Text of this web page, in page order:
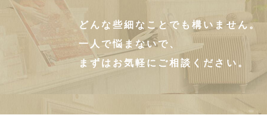
どんな些細なことでも構いません。
一人で悩まないで、
まずはお気軽にご相談ください。